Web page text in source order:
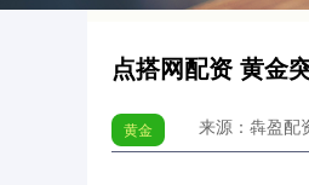
点搭网配资 黄金
黄金 来源：犇盈配